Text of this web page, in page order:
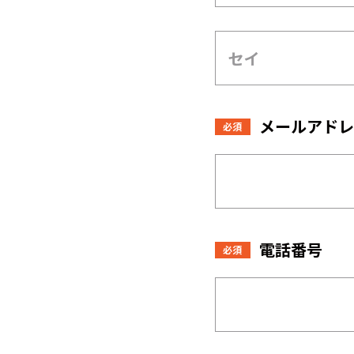
必須 メールアド
必須 電話番号